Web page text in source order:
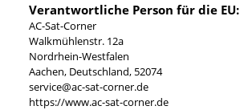
Verantwortliche Person für die EU:
AC-Sat-Corner
Walkmühlenstr. 12a
Nordrhein-Westfalen
Aachen, Deutschland, 52074
service@ac-sat-corner.de
https://www.ac-sat-corner.de